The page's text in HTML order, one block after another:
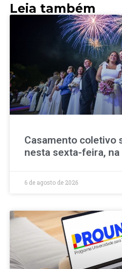
Leia também
Casamento coletivo
nesta sexta-feira, na
6 de agosto de 2026